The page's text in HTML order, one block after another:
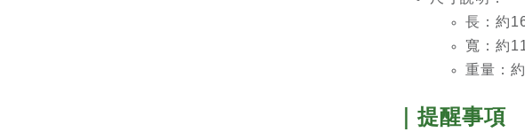
長：約
寬：約
重量：
｜提醒事項